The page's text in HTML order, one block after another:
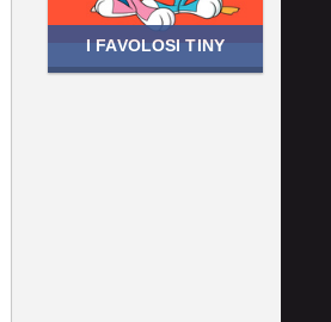
I FAVOLOSI TINY